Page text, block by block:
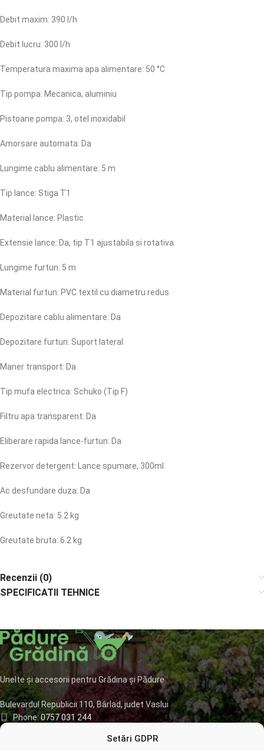
Setări GDPR
Debit maxim: 390 l/h
Debit lucru: 300 l/h
Temperatura maxima apa alimentare: 50 °C
Tip pompa: Mecanica, aluminiu
Pistoane pompa: 3, otel inoxidabil
Amorsare automata: Da
Lungime cablu alimentare: 5 m
Tip lance: Stiga T1
Material lance: Plastic
Extensie lance: Da, tip T1 ajustabila si rotativa
Lungime furtun: 5 m
Material furtun: PVC textil cu diametru redus
Depozitare cablu alimentare: Da
Depozitare furtun: Suport lateral
Maner transport: Da
Tip mufa electrica: Schuko (Tip F)
Filtru apa transparent: Da
Eliberare rapida lance-furtun: Da
Rezervor detergent: Lance spumare, 300ml
Ac desfundare duza: Da
Greutate neta: 5.2 kg
Greutate bruta: 6.2 kg
Recenzii (0)
SPECIFICATII TEHNICE
Unelte și accesorii pentru Grădina și Pădure
Bulevardul Republicii 110, Bârlad, judet Vaslui
Phone:0757 031 244